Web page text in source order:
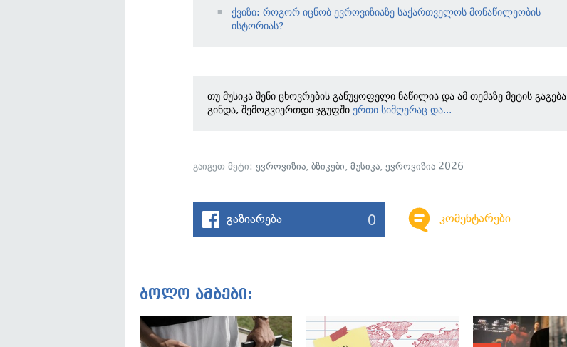
ქვიზი: როგორ იცნობ ევროვიზიაზე საქართველოს მონაწილეობის
ისტორიას?
თუ მუსიკა შენი ცხოვრების განუყოფელი ნაწილია და ამ თემაზე მეტის გაგება
გინდა, შემოგვიერთდი ჯგუფში ერთი სიმღერაც და...
გაიგეთ მეტი:ევროვიზია,ბზიკები,მუსიკა,ევროვიზია 2026
გაზიარება 0 კომენტარები
ბოლო ამბები: